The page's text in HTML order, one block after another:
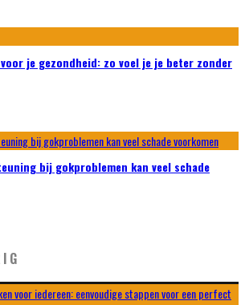
je gezondheid: zo voel je je beter zonder
bij gokproblemen kan veel schade